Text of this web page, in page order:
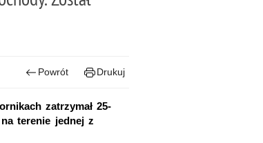
Powrót Drukuj
zatrzymał 25-
terenie jednej z